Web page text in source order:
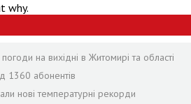
why.
на вихідні в Житомирі та області
1360 абонентів
нові температурні рекорди